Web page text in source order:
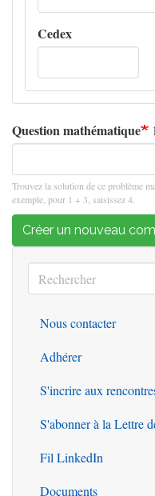
Cedex
Question mathématique
Trouvez la solution de ce problème
exemple, pour 1 + 3, saisissez 4.
Créer un nouveau
Rechercher
Outils
Nous contacter
Adhérer
S'incrire aux
S'abonner à la Lettre
Fil LinkedIn
Documents